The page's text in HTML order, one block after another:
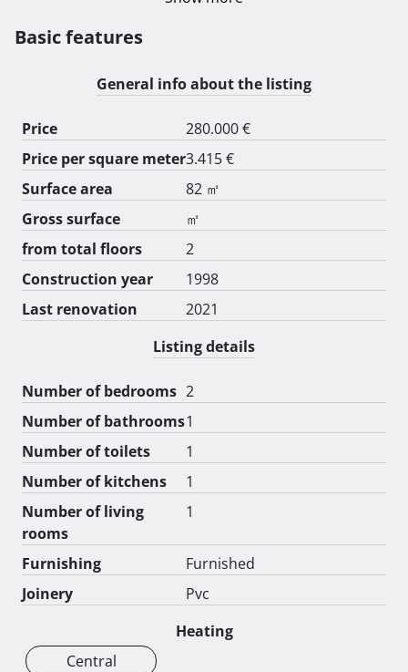
poznatog proizvođača HORMAN + bočna vrata od
Stan/apartman nikad nije iznajmljivan i uređen je za
potrebe vlasnika. Namještaj ostaje u cijeni .. Za sve
dodatne informacije nazovite na broj +385912506237.
Moguća zamjena za kuću s više apartmana u mjestu
Lukovo Otočko ,Povile,Sveti Juraj, Klenovica uz moju
nadoplatu.Mogućnost kupnje putem kredita,APN itd.
Basic features
General info about the listing
Price
280.000 €
Price per square meter3.415 €
Surface area
82 ㎡
Gross surface
㎡
from total floors
2
Construction year
1998
Last renovation
2021
Listing details
Number of bedrooms 2
Number of bathrooms1
Number of toilets
1
Number of kitchens
1
Number of living
rooms
1
Furnishing
Furnished
Joinery
Pvc
Heating
Central